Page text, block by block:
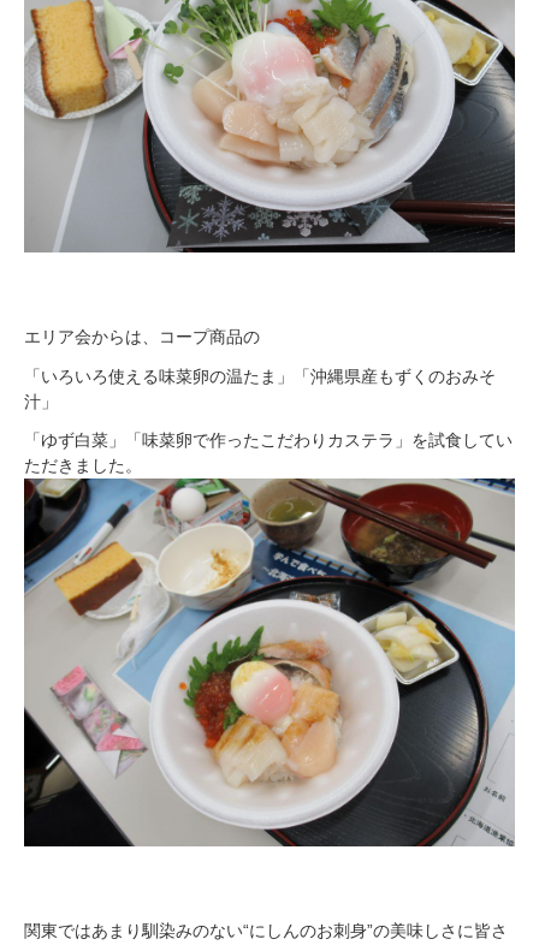
エリア会からは、コープ商品の
「いろいろ使える味菜卵の温たま」「沖縄県産もずくのおみそ
汁」
「ゆず白菜」「味菜卵で作ったこだわりカステラ」を試食してい
ただきました。
関東ではあまり馴染みのない“にしんのお刺身”の美味しさに皆さ